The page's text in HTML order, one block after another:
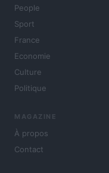
People
Sport
France
Economie
Culture
Politique
MAGAZINE
À propos
Contact